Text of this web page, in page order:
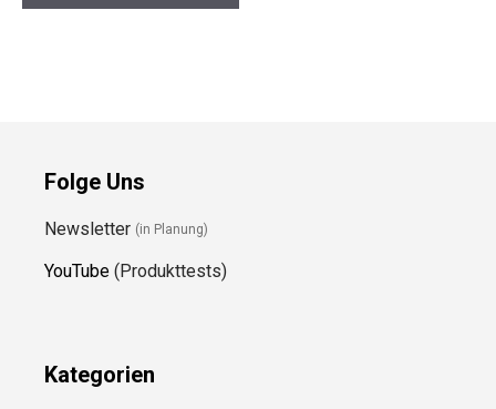
Folge Uns
Newsletter (in Planung)
YouTube (Produkttests)
Kategorien